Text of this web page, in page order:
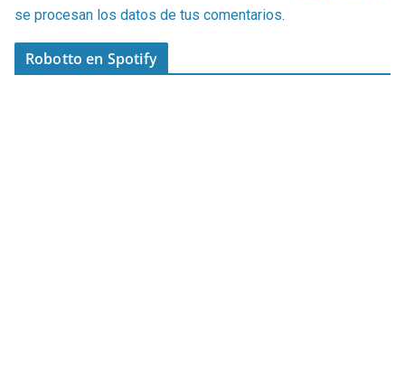
se procesan los datos de tus comentarios.
Robotto en Spotify